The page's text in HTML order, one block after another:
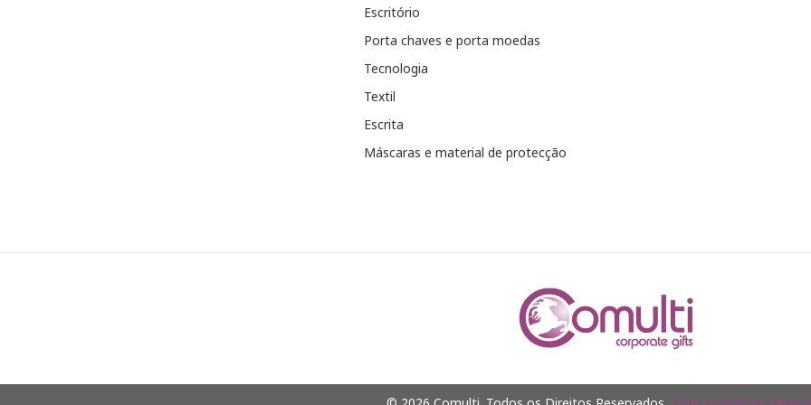
Escritório
Porta chaves e porta moedas
Tecnologia
Textil
Escrita
Máscaras e material de protecção